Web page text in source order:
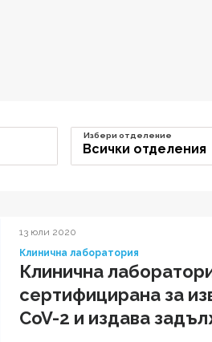
Всички отделения
Избери отделение
13 юли 2020
Клинична лаборатория
Клинична
сертифицирана за
CoV-2 и издава